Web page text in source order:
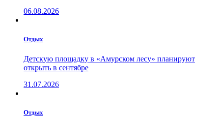
06.08.2026
Отдых
Детскую площадку в «Амурском лесу» планируют
открыть в сентябре
31.07.2026
Отдых